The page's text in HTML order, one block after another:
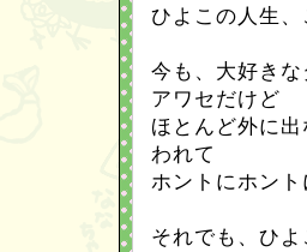
ひよこの人生
今も、大好き
アワセだけど
ほとんど外に
われて
ホントにホン
それでも、ひ